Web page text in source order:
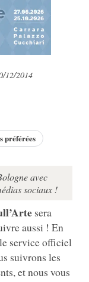
12/2014
préférées
avec
sociaux !
sera
aussi ! En
service officiel
suivrons les
et nous vous